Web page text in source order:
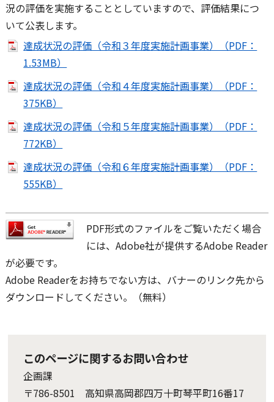
況の評価を実施することとしていますので、評価結果につ
いて公表します。
達成状況の評価（令和３年度実施計画事業）（PDF：
1.53MB）
達成状況の評価（令和４年度実施計画事業）（PDF：
375KB）
達成状況の評価（令和５年度実施計画事業）（PDF：
772KB）
達成状況の評価（令和６年度実施計画事業）（PDF：
555KB）
PDF形式のファイルをご覧いただく場合
には、Adobe社が提供するAdobe Reader
が必要です。
Adobe Readerをお持ちでない方は、バナーのリンク先から
ダウンロードしてください。（無料）
このページに関するお問い合わせ
企画課
〒786-8501 高知県高岡郡四万十町琴平町16番17